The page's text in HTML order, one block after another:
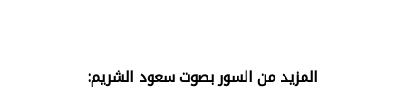
المزيد من السور بصوت سعود الشريم: